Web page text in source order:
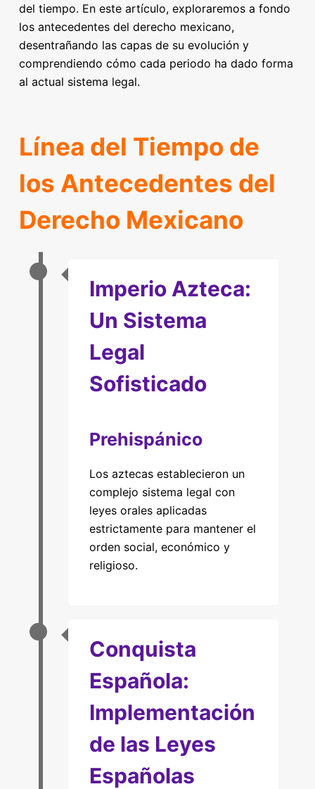
del tiempo. En este artículo, exploraremos a fondo
los antecedentes del derecho mexicano,
desentrañando las capas de su evolución y
comprendiendo cómo cada periodo ha dado forma
al actual sistema legal.
Línea del Tiempo de
los Antecedentes del
Derecho Mexicano
Imperio Azteca:
Un Sistema
Legal
Sofisticado
Prehispánico
Los aztecas establecieron un
complejo sistema legal con
leyes orales aplicadas
estrictamente para mantener el
orden social, económico y
religioso.
Conquista
Española:
Implementación
de las Leyes
Españolas